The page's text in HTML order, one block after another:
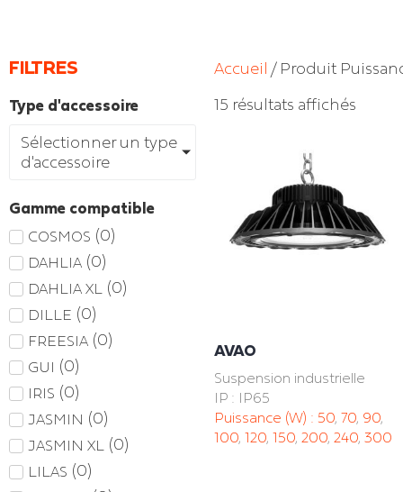
FILTRES
Type d'accessoire
Sélectionner un type
d'accessoire
Gamme compatible
COSMOS (0)
DAHLIA (0)
DAHLIA XL (0)
DILLE (0)
FREESIA (0)
GUI (0)
IRIS (0)
JASMIN (0)
JASMIN XL (0)
LILAS (0)
Accueil / Produit
15 résultats affichés
AVAO
Suspension industrielle
IP : IP65
Puissance (W) : 50, 70, 90,
100, 120, 150, 200, 240, 300